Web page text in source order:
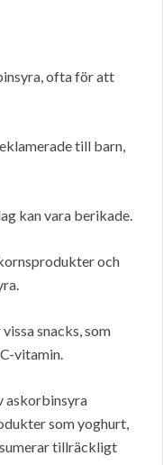
ofta för att
till barn,
kan vara berikade.
och
snacks, som
vitamin.
askorbinsyra
som yoghurt,
tillräckligt